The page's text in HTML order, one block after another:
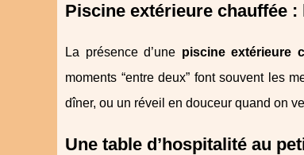
Piscine extérieure chauffée
La présence d’une piscine extérieure
moments “entre deux” font souvent les
dîner, ou un réveil en douceur quand on
Une table d’hospitalité au